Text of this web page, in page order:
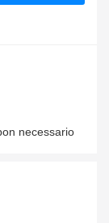
necessario